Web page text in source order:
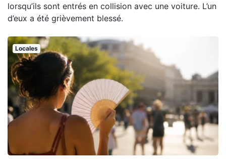
lorsqu’ils sont entrés en collision avec une voiture. L’un
d’eux a été grièvement blessé.
Locales